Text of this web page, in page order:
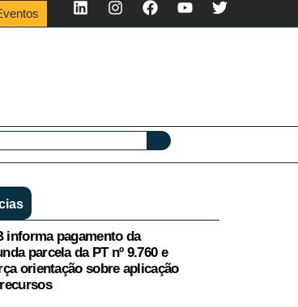
informa pagamento da
parcela da PT nº 9.760 e
orientação sobre aplicação